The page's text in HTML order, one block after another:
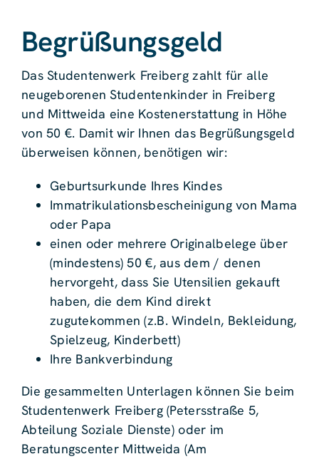
Begrüßungsgeld
Das Studentenwerk Freiberg zahlt für alle
neugeborenen Studentenkinder in Freiberg
und Mittweida eine Kostenerstattung in Höhe
von 50 €. Damit wir Ihnen das Begrüßungsgeld
überweisen können, benötigen wir:
Geburtsurkunde Ihres Kindes
Immatrikulationsbescheinigung von Mama
oder Papa
einen oder mehrere Originalbelege über
(mindestens) 50 €, aus dem / denen
hervorgeht, dass Sie Utensilien gekauft
haben, die dem Kind direkt
zugutekommen (z.B. Windeln, Bekleidung,
Spielzeug, Kinderbett)
Ihre Bankverbindung
Die gesammelten Unterlagen können Sie beim
Studentenwerk Freiberg (Petersstraße 5,
Abteilung Soziale Dienste) oder im
Beratungscenter Mittweida (Am